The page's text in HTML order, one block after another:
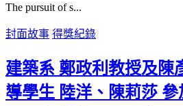
The pursuit of s...
封面故事 得獎紀錄
建築系 鄭政利教授及陳
導學生 陸洋、陳莉莎 參